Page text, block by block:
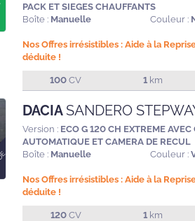
PACK ET SIEGES CHAUFFANTS
Boîte : Manuelle Couleur :
Nos Offres irrésistibles : Aide à la
déduite !
100 CV 1 km
DACIASANDERO
Version : ECO G 120 CH EXTREME
AUTOMATIQUE ET CAMERA DE RECUL
Boîte : Manuelle Couleur :
Nos Offres irrésistibles : Aide à la
déduite !
120 CV 1 km